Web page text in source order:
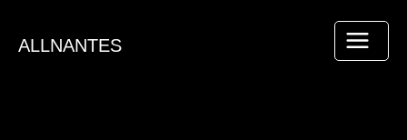
contenu
ALLNANTES